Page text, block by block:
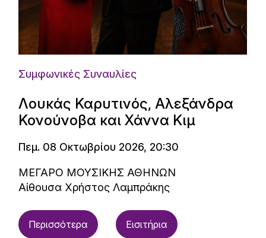
Συμφωνικές Συναυλίες
Λουκάς Καρυτινός, Αλεξάνδρα
Κονούνοβα και Χάννα Κιμ
Πεμ. 08 Οκτωβρίου 2026, 20:30
ΜΕΓΑΡΟ ΜΟΥΣΙΚΗΣ ΑΘΗΝΩΝ
Αίθουσα Χρήστος Λαμπράκης
Περισσότερα Εισιτήρια